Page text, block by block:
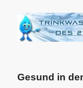
Gesund in